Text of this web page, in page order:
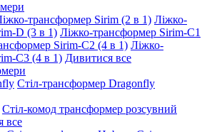
трансформер Sirim (2 в 1) Ліжко-
D (3 в 1) Ліжко-трансформер Sirim-C1
Sirim-C2 (4 в 1) Ліжко-
C3 (4 в 1) Дивитися все
Стіл-трансформер Dragonfly
Стіл-комод трансформер розсувний
все